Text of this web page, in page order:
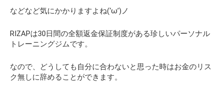
などなど気にかかりますよね(‘ω’)ノ
RIZAPは30日間の全額返金保証制度がある珍しいパーソナル
トレーニングジムです。
なので、どうしても自分に合わないと思った時はお金のリス
ク無しに辞めることができます。